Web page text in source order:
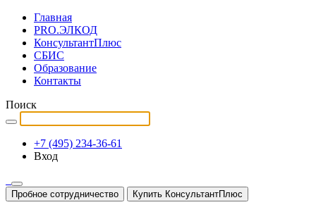
Главная
PRO.ЭЛКОД
КонсультантПлюс
СБИС
Образование
Контакты
Поиск
+7 (495) 234-36-61
Вход
Пробное сотрудничество Купить КонсультантПлюс